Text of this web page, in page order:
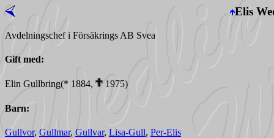
Elis
Avdelningschef i Försäkrings AB Svea
Gift med:
Elin Gullbring(* 1884, 1975)
Barn:
Gullvor, Gullmar, Gullvar, Lisa-Gull, Per-Elis